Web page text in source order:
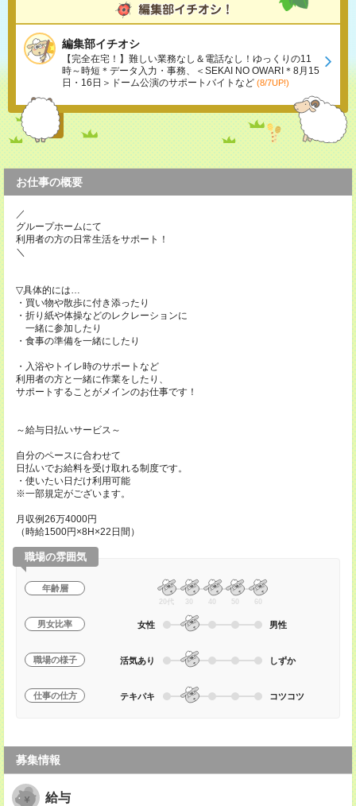
編集部イチオシ
【完全在宅！】難しい業務なし＆電話なし！ゆっくりの11
時～時短＊データ入力・事務、＜SEKAI NO OWARI＊8月15
日・16日＞ドーム公演のサポートバイトなど (8/7UP!)
お仕事の概要
／
グループホームにて
利用者の方の日常生活をサポート！
＼
▽具体的には…
・買い物や散歩に付き添ったり
・折り紙や体操などのレクレーションに
一緒に参加したり
・食事の準備を一緒にしたり
・入浴やトイレ時のサポートなど
利用者の方と一緒に作業をしたり、
サポートすることがメインのお仕事です！
～給与日払いサービス～
自分のペースに合わせて
日払いでお給料を受け取れる制度です。
・使いたい日だけ利用可能
※一部規定がございます。
月収例26万4000円
（時給1500円×8H×22日間）
職場の雰囲気
年齢層
20代 30 40 50 60
男女比率 女性 男性
職場の様子 活気あり しずか
仕事の仕方 テキパキ コツコツ
募集情報
給与